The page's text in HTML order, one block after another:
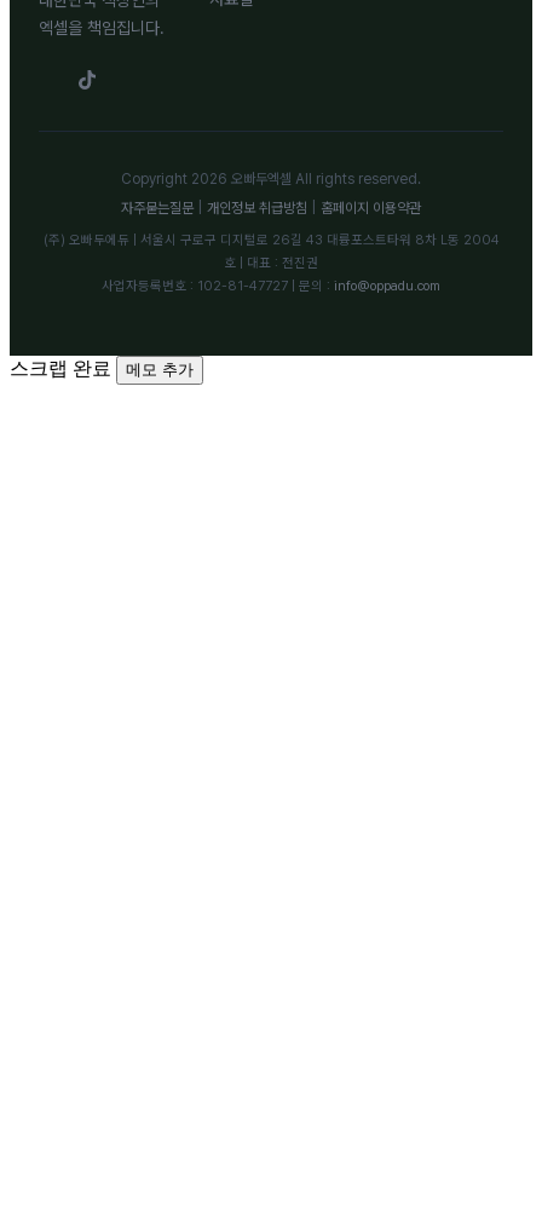
엑셀을 책임집니다.
Copyright 2026 오빠두엑셀 All rights reserved.
자주묻는질문
개인정보 취급방침 홈페이지 이용약관
(주) 오빠두에듀 | 서울시 구로구 디지털로 26길 43 대륭포스트타워 8차 L동 2004
호 | 대표 : 전진권
사업자등록번호 : 102-81-47727 | 문의 : info@oppadu.com
스크랩 완료 메모 추가